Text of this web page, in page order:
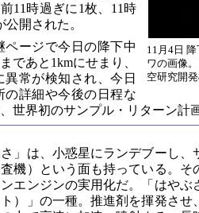
11月4日
ワの画像
空研究開
11時過ぎに1枚、11時
開された。
ページで今日の降下中
であと1kmにせまり、
常が検知され、今日
詳細や今後の日程な
世界初のサンプル・リターン計
」は、小惑星にランデブーし
機）という面も持っている。そ
エンジンの実用化だ。「はやぶ
）」の一種。推進剤を揮発させ